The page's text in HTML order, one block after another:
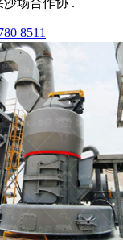
场合作协 .
8511